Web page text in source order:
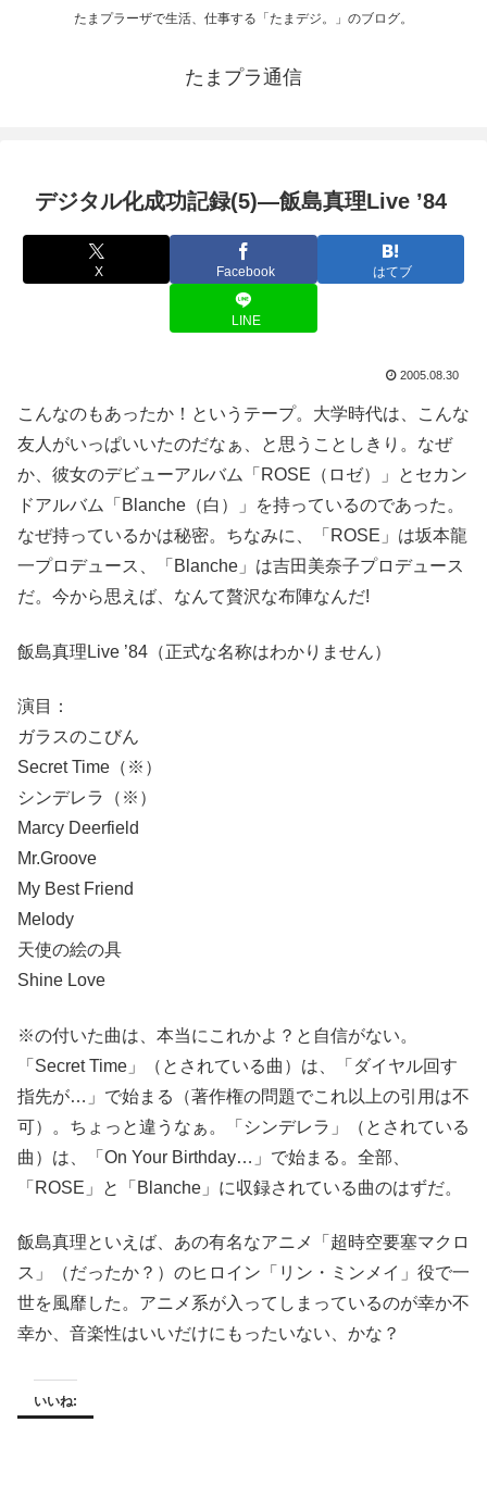
たまプラーザで生活、仕事する「たまデジ。」のブログ。
たまプラ通信
デジタル化成功記録(5)―飯島真理Live ’84
X Facebook はてブ
LINE
2005.08.30
こんなのもあったか！というテープ。大学時代は、こんな
友人がいっぱいいたのだなぁ、と思うことしきり。なぜ
か、彼女のデビューアルバム「ROSE（ロゼ）」とセカン
ドアルバム「Blanche（白）」を持っているのであった。
なぜ持っているかは秘密。ちなみに、「ROSE」は坂本龍
一プロデュース、「Blanche」は吉田美奈子プロデュース
だ。今から思えば、なんて贅沢な布陣なんだ!
飯島真理Live ’84（正式な名称はわかりません）
演目：
ガラスのこびん
Secret Time（※）
シンデレラ（※）
Marcy Deerfield
Mr.Groove
My Best Friend
Melody
天使の絵の具
Shine Love
※の付いた曲は、本当にこれかよ？と自信がない。
「Secret Time」（とされている曲）は、「ダイヤル回す
指先が…」で始まる（著作権の問題でこれ以上の引用は不
可）。ちょっと違うなぁ。「シンデレラ」（とされている
曲）は、「On Your Birthday…」で始まる。全部、
「ROSE」と「Blanche」に収録されている曲のはずだ。
飯島真理といえば、あの有名なアニメ「超時空要塞マクロ
ス」（だったか？）のヒロイン「リン・ミンメイ」役で一
世を風靡した。アニメ系が入ってしまっているのが幸か不
幸か、音楽性はいいだけにもったいない、かな？
いいね: